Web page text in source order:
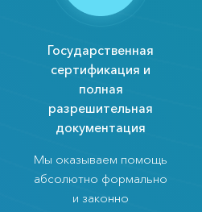
Государственная
сертификация и
полная
разрешительная
документация
Мы оказываем помощь
абсолютно формально
и законно